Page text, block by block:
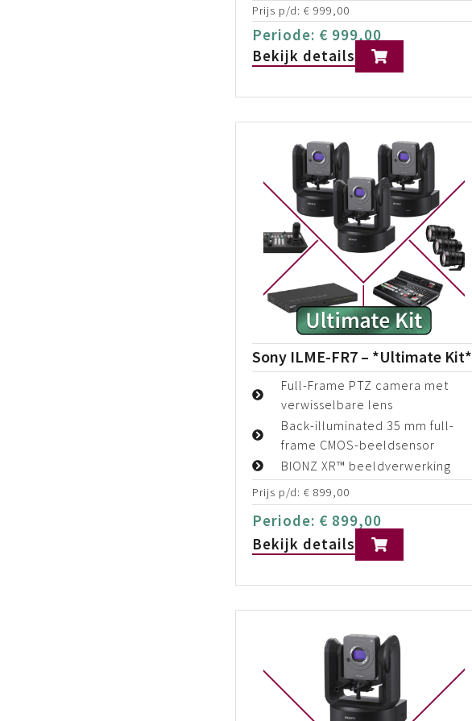
Prijs p/d: € 999,00
Periode: € 999,00
Bekijk details
Sony ILME-FR7 – *Ultimate Kit*
Full-Frame PTZ camera met
verwisselbare lens
Back-illuminated 35 mm full-
frame CMOS-beeldsensor
BIONZ XR™ beeldverwerking
Prijs p/d: € 899,00
Periode: € 899,00
Bekijk details